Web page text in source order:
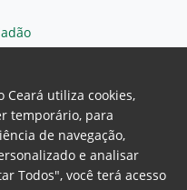
Ceará utiliza cookies,
temporário, para
de navegação,
e analisar
Todos", você terá acesso